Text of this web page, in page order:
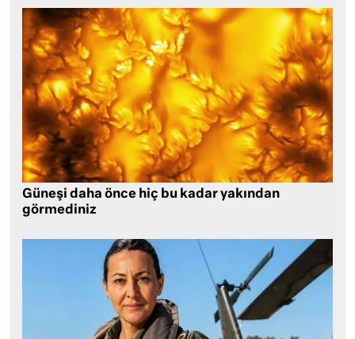
Güneşi daha önce hiç bu kadar yakından
görmediniz